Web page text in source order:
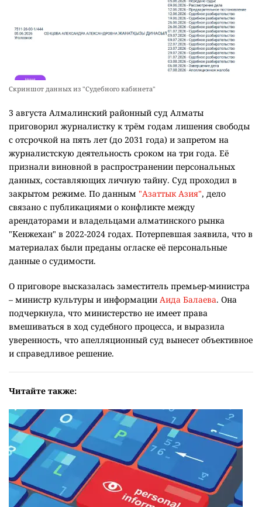
Скриншот данных из "Судебного кабинета"
3 августа Алмалинский районный суд Алматы
приговорил журналистку к трём годам лишения свободы
с отсрочкой на пять лет (до 2031 года) и запретом на
журналистскую деятельность сроком на три года. Её
признали виновной в распространении персональных
данных, составляющих личную тайну. Суд проходил в
закрытом режиме. По данным "Азаттык Азия", дело
связано с публикациями о конфликте между
арендаторами и владельцами алматинского рынка
"Кенжехан" в 2022-2024 годах. Потерпевшая заявила, что в
материалах были преданы огласке её персональные
данные о судимости.
О приговоре высказалась заместитель премьер-министра
– министр культуры и информации Аида Балаева. Она
подчеркнула, что министерство не имеет права
вмешиваться в ход судебного процесса, и выразила
уверенность, что апелляционный суд вынесет объективное
и справедливое решение.
Читайте также: